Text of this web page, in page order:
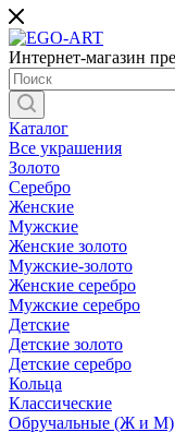
Интернет-магазин
Каталог
Все украшения
Золото
Серебро
Женские
Мужские
Женские золото
Мужские-золото
Женские серебро
Мужские серебро
Детские
Детские золото
Детские серебро
Кольца
Классические
Обручальные (Ж и М)